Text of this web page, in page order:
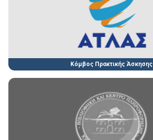
Κόμβος Πρακτικής Άσκησης